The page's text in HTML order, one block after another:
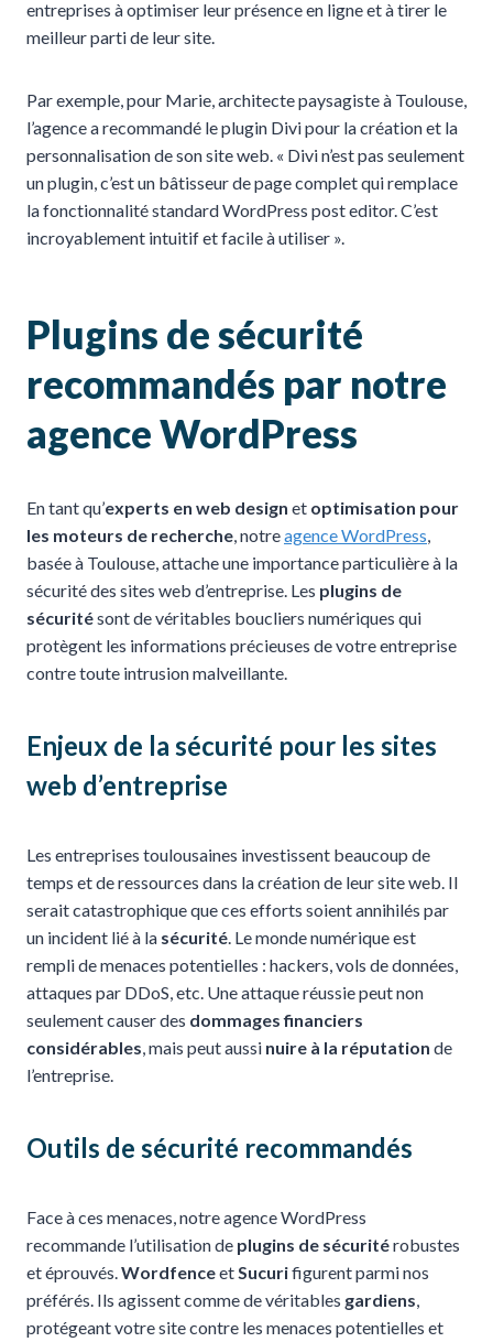
entreprises à optimiser leur présence en ligne et à tirer le
meilleur parti de leur site.
Par exemple, pour Marie, architecte paysagiste à Toulouse,
l’agence a recommandé le plugin Divi pour la création et la
personnalisation de son site web. « Divi n’est pas seulement
un plugin, c’est un bâtisseur de page complet qui remplace
la fonctionnalité standard WordPress post editor. C’est
incroyablement intuitif et facile à utiliser ».
Plugins de sécurité
recommandés par notre
agence WordPress
En tant qu’experts en web design et optimisation pour
les moteurs de recherche , notreagence WordPress
basée à Toulouse, attache une importance particulière à la
sécurité des sites web d’entreprise. Les plugins de
sécuritésont de véritables boucliers numériques qui
protègent les informations précieuses de votre entreprise
contre toute intrusion malveillante.
Enjeux de la sécurité pour les sites
web d’entreprise
Les entreprises toulousaines investissent beaucoup de
temps et de ressources dans la création de leur site web. Il
serait catastrophique que ces efforts soient annihilés par
un incident lié à la sécurité . Le monde numérique est
rempli de menaces potentielles : hackers, vols de données,
attaques par DDoS, etc. Une attaque réussie peut non
seulement causer des dommages financiers
considérables , mais peut aussi nuire à la réputation de
l’entreprise.
Outils de sécurité recommandés
Face à ces menaces, notre agence WordPress
recommande l’utilisation de plugins de sécuritérobustes
et éprouvés. Wordfenceet Sucurifigurent parmi nos
préférés. Ils agissent comme de véritables gardiens
protégeant votre site contre les menaces potentielles et